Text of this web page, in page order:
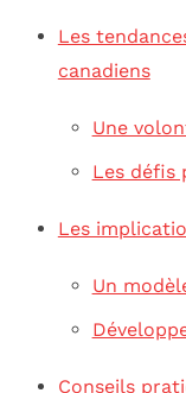
Les
canadiens
Une
Les défis
Les
Un
Conseils